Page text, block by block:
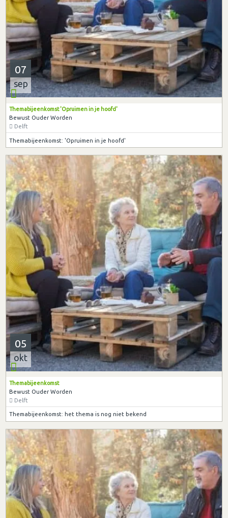
07
sep
Themabijeenkomst 'Opruimen in je hoofd'
Bewust Ouder Worden
Delft
Themabijeenkomst: 'Opruimen in je hoofd'
05
okt
Themabijeenkomst
Bewust Ouder Worden
Delft
Themabijeenkomst: het thema is nog niet bekend